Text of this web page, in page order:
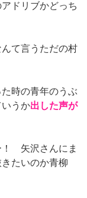
ドリブかどっち
て言うただの村
時の青年のうぶ
うか出した声が
！ 矢沢さんにま
たいのか青柳